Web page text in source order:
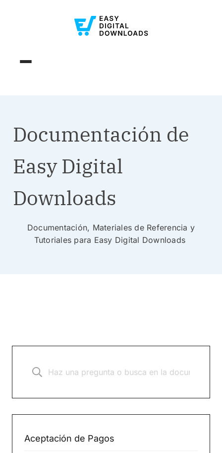
Documentación de
Easy Digital
Downloads
Documentación, Materiales de Referencia y
Tutoriales para Easy Digital Downloads
Aceptación de Pagos